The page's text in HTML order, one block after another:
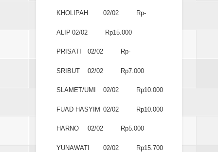
KHOLIPAH 02/02 Rp-
ALIP 02/02 Rp15.000
PRISATI 02/02 Rp-
SRIBUT 02/02 Rp7.000
SLAMET/UMI 02/02 Rp10.000
FUAD HASYIM 02/02 Rp10.000
HARNO 02/02 Rp5.000
YUNAWATI 02/02 Rp15.700